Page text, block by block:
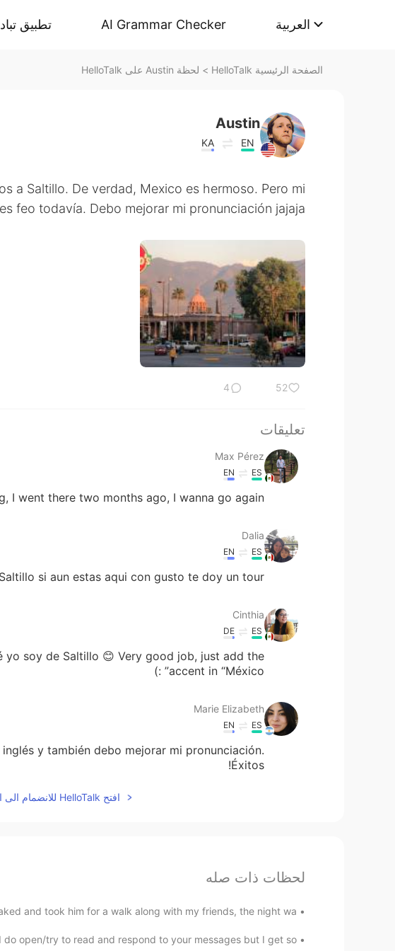
تطبيق AI Grammar Checker العربية
الصفحة الرئيسية HelloTalk > لحظة Austin على HelloTalk
Austin
EN
KA
a Saltillo. De verdad, Mexico es hermoso. Pero mi
feo todavía. Debo mejorar mi pronunciación jajaja
52
4
تعليقات
Max Pérez
ES
EN
I went there two months ago, I wanna go again 😊
Dalia
ES
EN
si aun estas aqui con gusto te doy un tour
Cinthia
ES
DE
yo soy de Saltillo 😊 Very good job, just add the
accent in “México” :)
Marie Elizabeth
ES
EN
y también debo mejorar mi pronunciación.
Éxitos!
افتح HelloTalk للانضمام الى المحادثة
لحظات ذات صله
and took him for a walk along with my friends, the night wa...
open/try to read and respond to your messages but I get so ...